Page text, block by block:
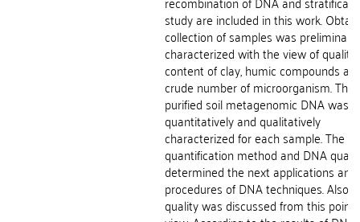
study are included in this work.
collection of samples was preliminary
characterized with the view of quality
content of clay, humic compounds
crude number of microorganism. The
purified soil metagenomic DNA was
quantitatively and qualitatively
characterized for each sample. The
quantification method and DNA
determined the next applications and
procedures of DNA techniques. Also
quality was discussed from this point